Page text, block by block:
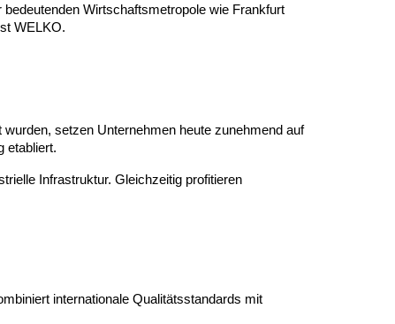
Wirtschaftsmetropole wie Frankfurt
WELKO.
setzen Unternehmen heute zunehmend auf
etabliert.
Infrastruktur. Gleichzeitig profitieren
internationale Qualitätsstandards mit